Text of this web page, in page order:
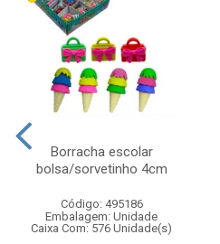
Borracha escolar
bolsa/sorvetinho 4cm
Código: 495186
Embalagem: Unidade
Caixa Com: 576 Unidade(s)